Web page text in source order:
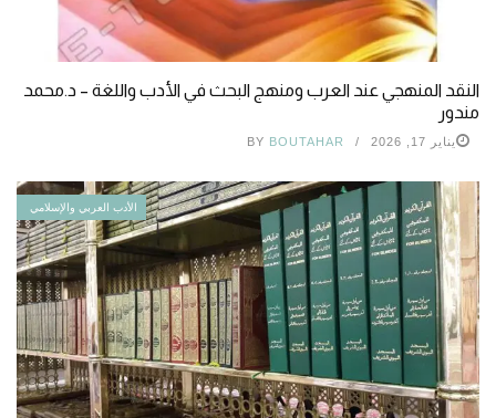
النقد المنهجي عند العرب ومنهج البحث في الأدب واللغة – د.محمد
مندور
يناير 17, 2026 BY BOUTAHAR
الأدب العربي والإسلامي